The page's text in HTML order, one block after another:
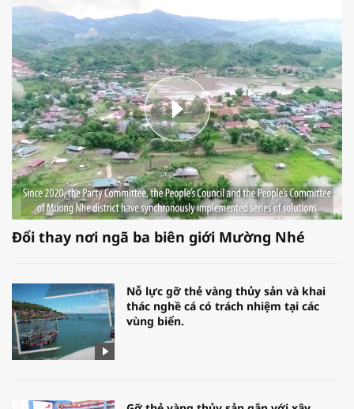
Đổi thay nơi ngã ba biên giới Mường Nhé
Nỗ lực gỡ thẻ vàng thủy sản và khai
thác nghề cá có trách nhiệm tại các
vùng biển.